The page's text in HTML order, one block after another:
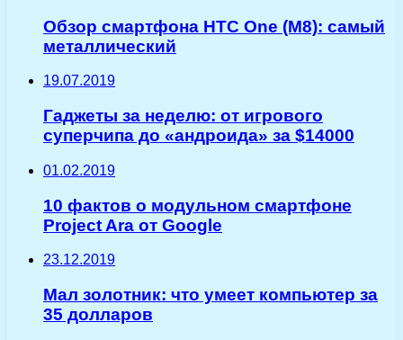
Обзор смартфона HTC One (M8): самый
металлический
19.07.2019
Гаджеты за неделю: от игрового
суперчипа до «андроида» за $14000
01.02.2019
10 фактов о модульном смартфоне
Project Ara от Google
23.12.2019
Мал золотник: что умеет компьютер за
35 долларов